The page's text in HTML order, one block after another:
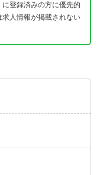
登録済みの方に優先的
人情報が掲載されない